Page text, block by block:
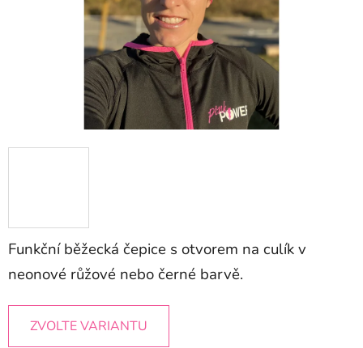
Funkční běžecká čepice s otvorem na culík v
neonové růžové nebo černé barvě.
ZVOLTE VARIANTU